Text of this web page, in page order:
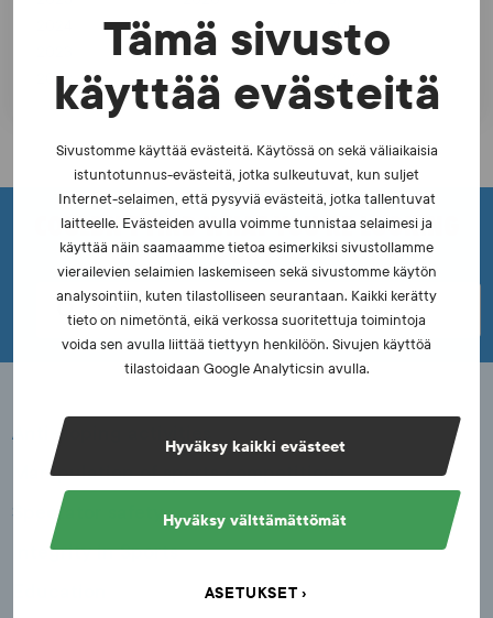
Tämä sivusto
käyttää evästeitä
Sivustomme käyttää evästeitä. Käytössä on sekä väliaikaisia
istuntotunnus-evästeitä, jotka sulkeutuvat, kun suljet
Internet-selaimen, että pysyviä evästeitä, jotka tallentuvat
laitteelle. Evästeiden avulla voimme tunnistaa selaimesi ja
käyttää näin saamaamme tietoa esimerkiksi sivustollamme
vierailevien selaimien laskemiseen sekä sivustomme käytön
analysointiin, kuten tilastolliseen seurantaan. Kaikki kerätty
tieto on nimetöntä, eikä verkossa suoritettuja toimintoja
voida sen avulla liittää tiettyyn henkilöön. Sivujen käyttöä
tilastoidaan Google Analyticsin avulla.
Hyväksy kaikki evästeet
Hyväksy välttämättömät
ASETUKSET
t
2022
2019
2018
2017
2014
2013
2012
COULDN'T FIND WHAT YOU'RE LOOKING
FOR?
Anti-doping activities
Manipulation of sports competitions
Spectator safety
Integrity in Sports